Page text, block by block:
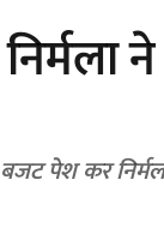
बजट पेश कर